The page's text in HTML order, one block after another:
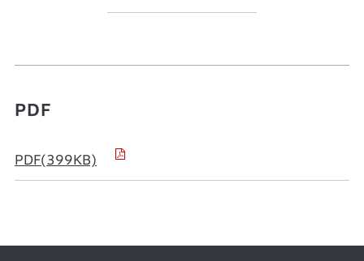
PDF
PDF(399KB)